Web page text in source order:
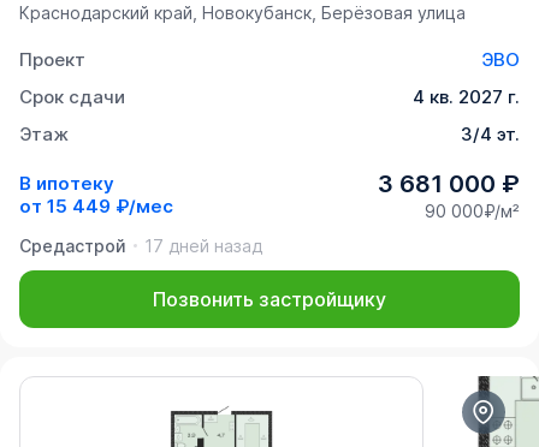
Краснодарский край, Новокубанск, Берёзовая улица
Проект
ЭВО
Срок сдачи
4 кв. 2027 г.
Этаж
3/4 эт.
В ипотеку
от 15 449 ₽/мес
3 681 000 ₽
90 000₽/м²
Средастрой
17 дней назад
Позвонить застройщику